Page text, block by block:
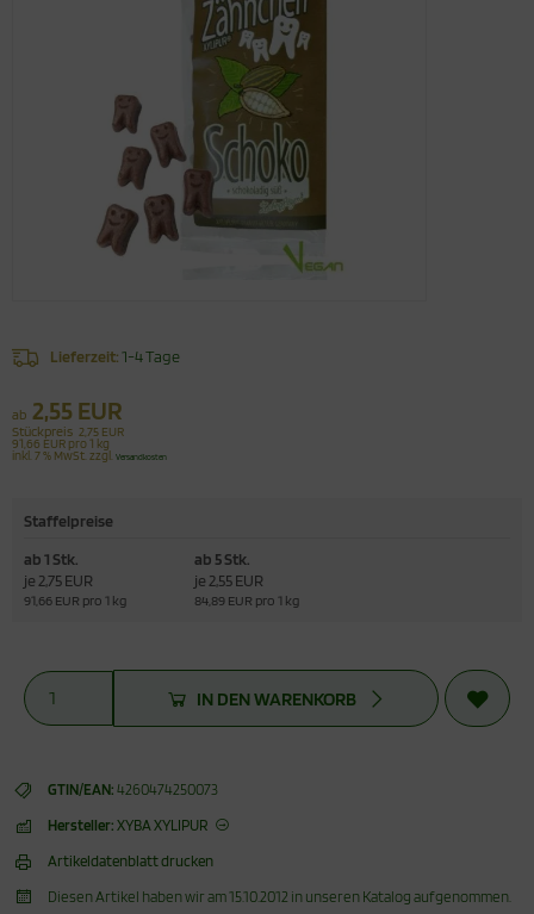
Lieferzeit:1-4 Tage
ab 2,55 EUR
Stückpreis 2,75 EUR
91,66 EUR pro 1 kg
inkl. 7 % MwSt. zzgl. Versandkosten
Staffelpreise
ab 1 Stk.
je 2,75 EUR
91,66 EUR pro 1 kg
ab 5 Stk.
je 2,55 EUR
84,89 EUR pro 1 kg
IN DEN WARENKORB
GTIN/EAN: 4260474250073
Hersteller: XYBA XYLIPUR
Artikeldatenblatt drucken
Diesen Artikel haben wir am 15.10.2012 in unseren Katalog aufgenommen.